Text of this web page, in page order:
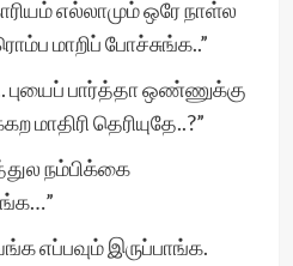
எல்லாமும் ஒரே நாள்ல
மாறிப் போச்சுங்க..”
புயைப் பார்த்தா ஒண்ணுக்கு
மாதிரி தெரியுதே..?”
நம்பிக்கை
எப்பவும் இருப்பாங்க.